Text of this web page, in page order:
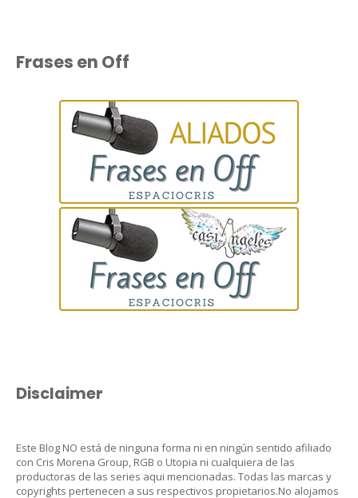
Frases en Off
Disclaimer
Este Blog NO está de ninguna forma ni en ningún sentido afiliado
con Cris Morena Group, RGB o Utopia ni cualquiera de las
productoras de las series aqui mencionadas. Todas las marcas y
copyrights pertenecen a sus respectivos propietarios.No alojamos